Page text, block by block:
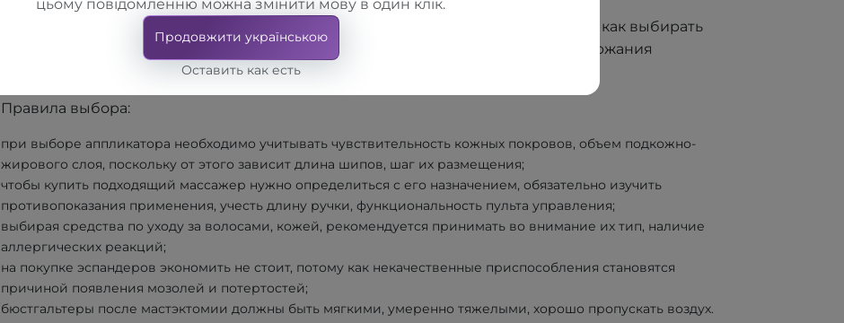
Поскольку эта категория достаточно разнообразная, необходимо разобраться, как выбирать
средства для ухода за собой, различные приспособления, приборы для поддержания
собственного тела в тонусе.
Правила выбора:
при выборе аппликатора необходимо учитывать чувствительность кожных покровов, объем подкожно-
жирового слоя, поскольку от этого зависит длина шипов, шаг их размещения;
чтобы купить подходящий массажер нужно определиться с его назначением, обязательно изучить
противопоказания применения, учесть длину ручки, функциональность пульта управления;
выбирая средства по уходу за волосами, кожей, рекомендуется принимать во внимание их тип, наличие
аллергических реакций;
на покупке эспандеров экономить не стоит, потому как некачественные приспособления становятся
причиной появления мозолей и потертостей;
бюстгальтеры после мастэктомии должны быть мягкими, умеренно тяжелыми, хорошо пропускать воздух.
цьому повідомленню можна змінити мову в один клік.
Продовжити українською
Оставить как есть